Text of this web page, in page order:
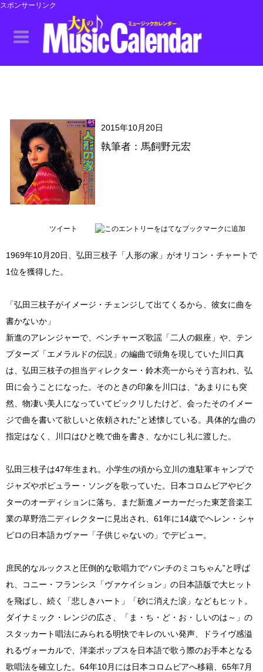
スポンサーリンク
2015年10月20日
執筆者：馬飼野元宏
ツイート
1969年10月20日、弘田三枝子「人形の家」がオリコン・チャートで
1位を獲得した。
「弘田三枝子がイメージ・チェンジして出てくるから、彼女に曲を
書かないか」
新進のアレンジャーで、ベンチャーズ歌謡「二人の銀座」や、テン
プターズ「エメラルドの伝説」の編曲で頭角を現していた川口真
は、弘田三枝子の担当ディレクター・鈴木亮一からそう言われ、弘
田に会うことになった。そのときの印象を川口は、“あまりにも突
然、物凄い美人になっていてビックリしたけど、会ったそのイメー
ジで曲を書いて欲しいと依頼された”と述懐している。具体的な曲の
指定はなく、川口はひと晩で曲を書き、なかにし礼に渡した。
弘田三枝子は47年生まれ。小学生の頃から立川の進駐軍キャンプで
ジャズやポピュラー・ソングを歌っていた。日本コロムビアやビク
ターのオーディションに落ち、まだ新進メーカーだった東芝音楽工
業の草野浩二ディレクターに見出され、61年に14歳でヘレン・シャ
ピロの日本語カヴァー「子供じゃないの」でデビュー。
庶民的なルックスと圧倒的な歌唱力で“パンチのミコちゃん”と呼ば
れ、コニー・フランシス「ヴァケイション」の日本語版で大ヒット
を飛ばし、続く「悲しきハート」「砂に消えた涙」などもヒット。
ダイナミック・レンジの広さ、「ま・ち・ど・お・しいのは～」の
スタッカート唱法にみられる明快でキレのいい発声、ドライヴ感溢
れるヴォーカルで、洋楽ポップスを日本語で歌う際のお手本となる
歌唱法を確立した。64年10月には日本コロムビアへ移籍、65年7月